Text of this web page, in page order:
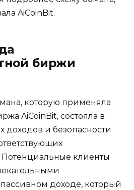
AiCoinBit.
биржи
которую применяла
AiCoinBit, состояла в
доходов и безопасности
Потенциальные клиенты
доходе, который